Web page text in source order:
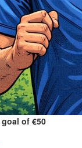
goal of €50